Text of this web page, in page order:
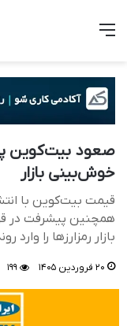
منو
صعود بیت‌کوین
خوش‌بینی بازار
قیمت بیت‌کوین با
همچنین پیشرفت در
بازار رمزارزها را
۲۰ فروردین ۱۴۰۵ ۱۹۹